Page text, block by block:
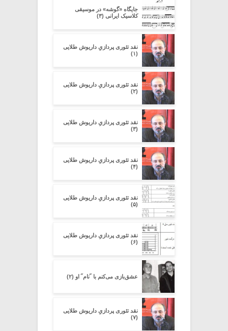
جایگاه «گوشه» در موسیقی
کلاسیک ایرانی (۳)
نقد تئوری پردازیِ داریوش طلایی
(۱)
نقد تئوری پردازیِ داریوش طلایی
(۲)
نقد تئوری پردازیِ داریوش طلایی
(۳)
نقد تئوری پردازیِ داریوش طلایی
(۴)
نقد تئوری پردازیِ داریوش طلایی
(۵)
نقد تئوری پردازیِ داریوش طلایی
(۶)
عشق‌بازی می‌کنم با ˝نام˝ او (۲)
نقد تئوری پردازیِ داریوش طلایی
(۷)